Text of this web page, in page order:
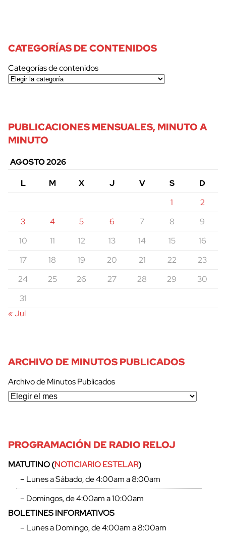
CATEGORÍAS DE CONTENIDOS
Categorías de contenidos
PUBLICACIONES MENSUALES, MINUTO A
MINUTO
AGOSTO 2026
L
M X J V S
D
1
2
3
4 5 6 7 8
9
10
11 12 13 14 15
16
17
18 19 20 21 22
23
24
25 26 27 28 29
30
31
« Jul
ARCHIVO DE MINUTOS PUBLICADOS
Archivo de Minutos Publicados
PROGRAMACIÓN DE RADIO RELOJ
MATUTINO (NOTICIARIO ESTELAR)
– Lunes a Sábado, de 4:00am a 8:00am
– Domingos, de 4:00am a 10:00am
BOLETINES INFORMATIVOS
– Lunes a Domingo, de 4:00am a 8:00am